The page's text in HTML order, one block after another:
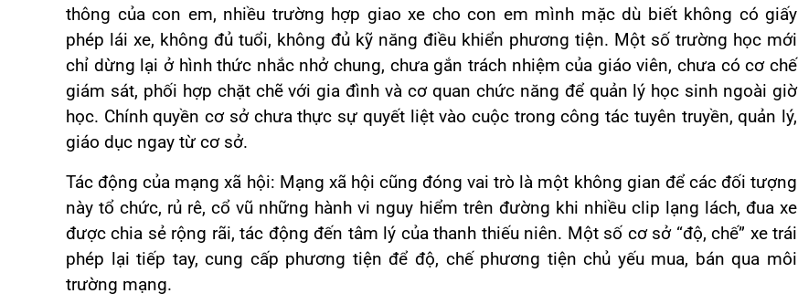
thông của con em, nhiều trường hợp giao xe cho con em mình mặc dù biết không có giấy
phép lái xe, không đủ tuổi, không đủ kỹ năng điều khiển phương tiện. Một số trường học mới
chỉ dừng lại ở hình thức nhắc nhở chung, chưa gắn trách nhiệm của giáo viên, chưa có cơ chế
giám sát, phối hợp chặt chẽ với gia đình và cơ quan chức năng để quản lý học sinh ngoài giờ
học. Chính quyền cơ sở chưa thực sự quyết liệt vào cuộc trong công tác tuyên truyền, quản lý,
giáo dục ngay từ cơ sở.
Tác động của mạng xã hội: Mạng xã hội cũng đóng vai trò là một không gian để các đối tượng
này tổ chức, rủ rê, cổ vũ những hành vi nguy hiểm trên đường khi nhiều clip lạng lách, đua xe
được chia sẻ rộng rãi, tác động đến tâm lý của thanh thiếu niên. Một số cơ sở “độ, chế” xe trái
phép lại tiếp tay, cung cấp phương tiện để độ, chế phương tiện chủ yếu mua, bán qua môi
trường mạng.